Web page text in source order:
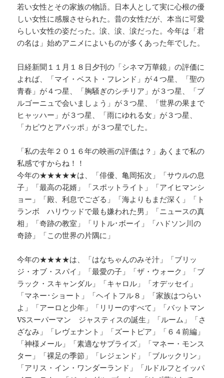
若い女性とその家族の物語。日本人として実に心根の優
しい女性に感服させられた。昔の女性だが、本当に可愛
らしい女性の姿だった。涙、涙、涙だった。今年は「君
の名は」始めアニメによいものが多くあった年でした。
日経新聞１１月１８日夕刊の「シネマ万華鏡」の評価に
よれば、「マイ・ベスト・フレンド」が４つ星、「聖の
青春」が４つ星、「胸騒ぎのシチリア」が３つ星、「ブ
ルゴーニュで会いましょう」が３つ星、「世界の果まで
ヒャッハー」が３つ星、「雨にゆれる女」が３つ星、
「カピウとアパッポ」が３つ星でした。
「私の去年２０１６年の映画の評価は？」あくまで私の
私感ですからね！！
今年の★★★★★は、「俳優、亀岡拓次」「サウルの息
子」「最高の花婿」「スポットライト」「アイヒマンシ
ョー」「殿、利息でござる」「海よりもまだ深く」「ト
ランボ ハリウッドで最も嫌われた男」「ニュースの真
相」「奇跡の教室」「リトル･ボーイ」「ハドソン川の
奇跡」「この世界の片隅に」
今年の★★★★は、「はなちゃんのみそ汁」「ブリッ
ジ・オブ・スパイ」「最愛の子」「ザ・ウォーク」「ブ
ラック・スキャンダル」「キャロル」「オデッセイ」
「マネー･ショート」「ヘイトフル８」「家族はつらい
よ」「アーロと少年」「リリーのすべて」「バットマン
VSスーパーマン ジャスティスの誕生」「ルーム」「さ
ざなみ」「レヴェナント」「ズートピア」「６４前編」
「神様メール」「素適なサプライズ」「マネー・モンス
ター」「裸足の季節」「レジェンド」「ブルックリン」
「アリス・イン・ワンダーランド」「ルドルフとイッパ